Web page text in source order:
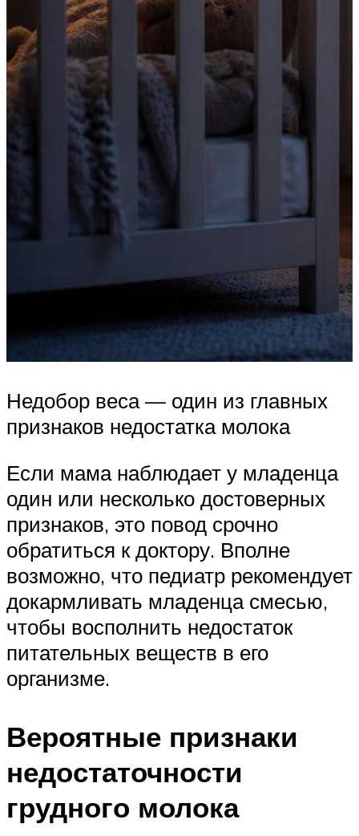
Недобор веса — один из главных
признаков недостатка молока
Если мама наблюдает у младенца
один или несколько достоверных
признаков, это повод срочно
обратиться к доктору. Вполне
возможно, что педиатр рекомендует
докармливать младенца смесью,
чтобы восполнить недостаток
питательных веществ в его
организме.
Вероятные признаки
недостаточности
грудного молока